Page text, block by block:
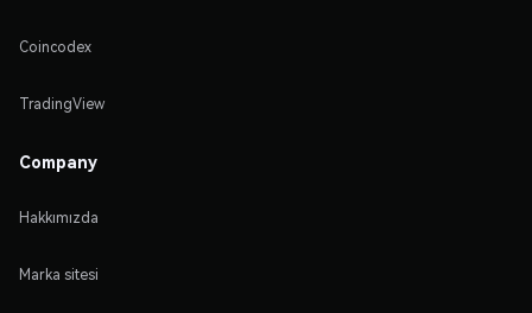
Coincodex
TradingView
Company
Hakkımızda
Marka sitesi